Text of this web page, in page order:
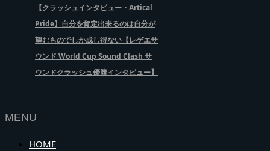
【クラッシュインタビュー・Artical
Pride】自分を肯定出来るのは自分が
望むものでしか成し得ない【レゲエサ
ウンド World Cup Sound Clash サ
ウンドクラッシュ優勝インタビュー】
MENU
HOME